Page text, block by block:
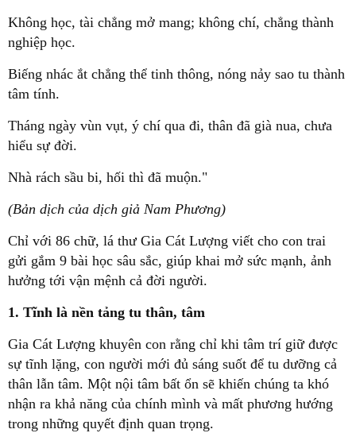
Không học, tài chẳng mở mang; không chí, chẳng thành
nghiệp học.
Biếng nhác ắt chẳng thể tinh thông, nóng nảy sao tu thành
tâm tính.
Tháng ngày vùn vụt, ý chí qua đi, thân đã già nua, chưa
hiểu sự đời.
Nhà rách sầu bi, hối thì đã muộn."
(Bản dịch của dịch giả Nam Phương)
Chỉ với 86 chữ, lá thư Gia Cát Lượng viết cho con trai
gửi gắm 9 bài học sâu sắc, giúp khai mở sức mạnh, ảnh
hưởng tới vận mệnh cả đời người.
1. Tĩnh là nền tảng tu thân, tâm
Gia Cát Lượng khuyên con rằng chỉ khi tâm trí giữ được
sự tĩnh lặng, con người mới đủ sáng suốt để tu dưỡng cả
thân lẫn tâm. Một nội tâm bất ổn sẽ khiến chúng ta khó
nhận ra khả năng của chính mình và mất phương hướng
trong những quyết định quan trọng.